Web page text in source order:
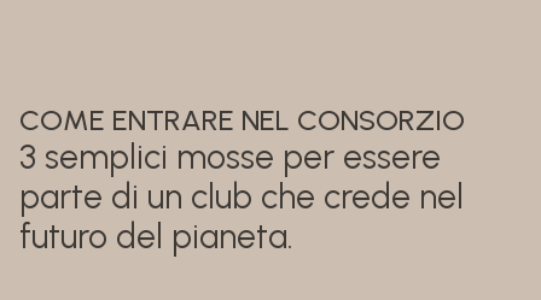
COME ENTRARE NEL CONSORZIO
3 semplici mosse per essere
parte di un club che crede nel
futuro del pianeta.